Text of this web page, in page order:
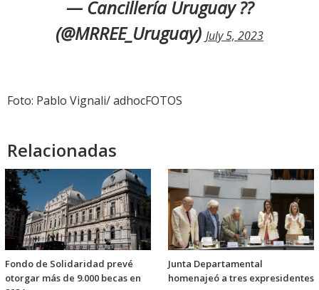
— Cancillería Uruguay ??
(@MRREE_Uruguay) July 5, 2023
Foto: Pablo Vignali/ adhocFOTOS
Relacionadas
Fondo de Solidaridad prevé
otorgar más de 9.000 becas en
Junta Departamental
homenajeó a tres expresidentes